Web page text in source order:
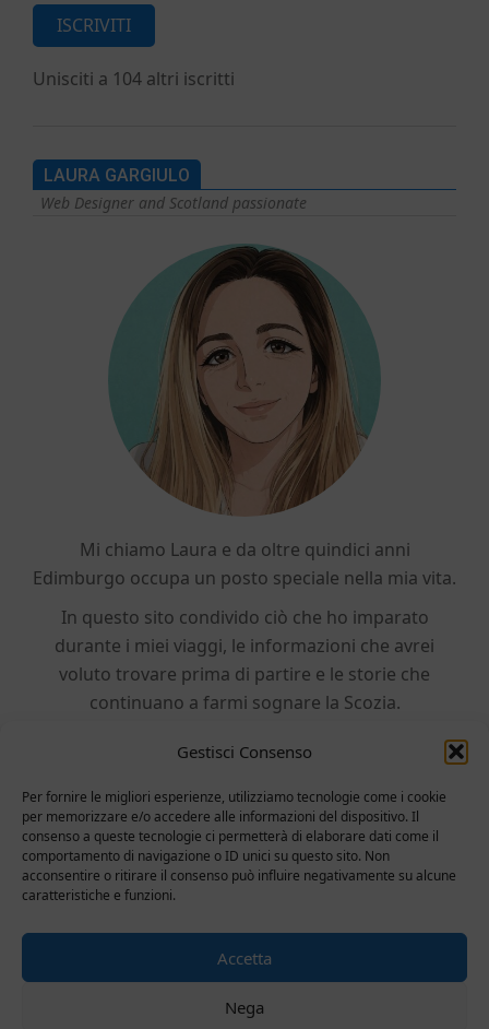
Gestisci Consenso
Per fornire le migliori esperienze, utilizziamo tecnologie come i cookie
per memorizzare e/o accedere alle informazioni del dispositivo. Il
consenso a queste tecnologie ci permetterà di elaborare dati come il
comportamento di navigazione o ID unici su questo sito. Non
acconsentire o ritirare il consenso può influire negativamente su alcune
caratteristiche e funzioni.
Accetta
Nega
ISCRIVITI
Unisciti a 104 altri iscritti
LAURA GARGIULO
Web Designer and Scotland passionate
Mi chiamo Laura e da oltre quindici anni
Edimburgo occupa un posto speciale nella mia vita.
In questo sito condivido ciò che ho imparato
durante i miei viaggi, le informazioni che avrei
voluto trovare prima di partire e le storie che
continuano a farmi sognare la Scozia.
SCOPRI DI PIU'
| Hosting consigliato